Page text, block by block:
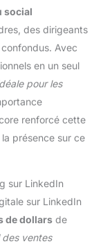
social
des dirigeants
Avec
en un seul
pour les
renforcé cette
présence sur ce
sur LinkedIn
sur LinkedIn
de dollars de
ventes